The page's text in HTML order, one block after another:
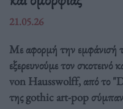
21.05.26
Με αφορμή την εμφάνισή
εξερευνούμε τον
von Hausswolff, από το
της gothic art-pop